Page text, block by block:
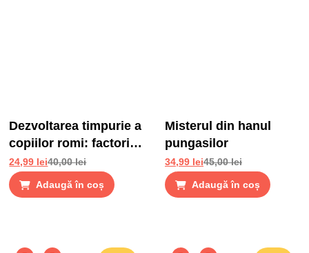
Dezvoltarea timpurie a
copiilor romi: factori
de risc si factori de
protectie
40,00lei
24,99 lei
Adaugă în coș
Misterul din hanul
pungasilor
45,00lei
34,99 lei
Adaugă în coș